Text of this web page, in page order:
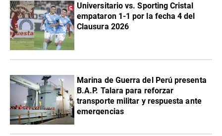
Universitario vs. Sporting Cristal
empataron 1-1 por la fecha 4 del
Clausura 2026
Marina de Guerra del Perú presenta
B.A.P. Talara para reforzar
transporte militar y respuesta ante
emergencias